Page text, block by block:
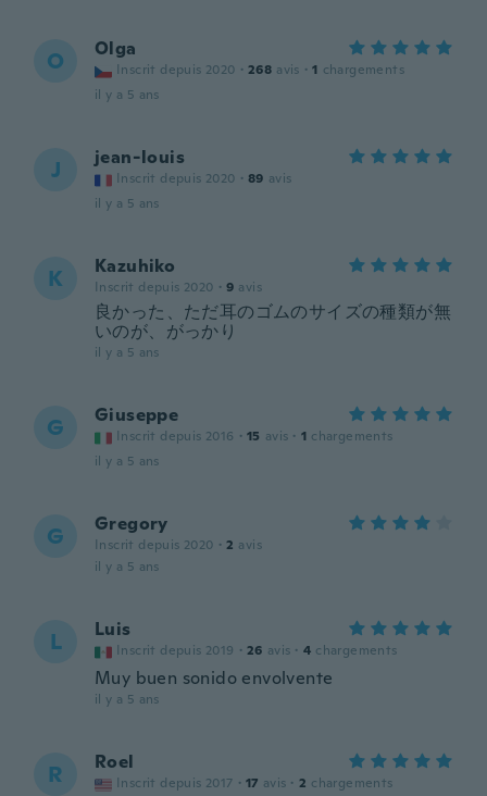
O Olga
Inscrit depuis 2020 · 268 avis · 1 chargements
il y a 5 ans
J jean-louis
Inscrit depuis 2020 · 89 avis
il y a 5 ans
K Kazuhiko
Inscrit depuis 2020 · 9 avis
良かった、ただ耳のゴムのサイズの種類が無
いのが、がっかり
il y a 5 ans
G Giuseppe
Inscrit depuis 2016 · 15 avis · 1 chargements
il y a 5 ans
G Gregory
Inscrit depuis 2020 · 2 avis
il y a 5 ans
L Luis
Inscrit depuis 2019 · 26 avis · 4 chargements
Muy buen sonido envolvente
il y a 5 ans
R Roel
Inscrit depuis 2017 · 17 avis · 2 chargements